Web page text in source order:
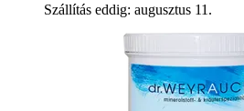
Szállítás eddig: augusztus 11.